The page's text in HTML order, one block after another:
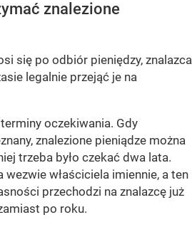
znalezione
się po odbiór pieniędzy, znalazca
legalnie przejąć je na
oczekiwania. Gdy
znalezione pieniądze można
trzeba było czekać dwa lata.
właściciela imiennie, a ten
przechodzi na znalazcę już
po roku.